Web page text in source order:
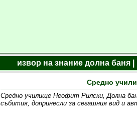
извор на знание долна баня
Средно
Средно училище Неофит Рилски, Долна
събития, допринесли за сегашния вид и